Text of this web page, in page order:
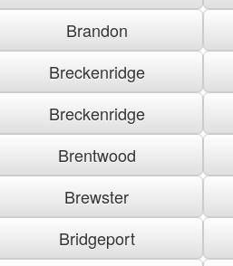
Brandon
Breckenridge
Breckenridge
Brentwood
Brewster
Bridgeport